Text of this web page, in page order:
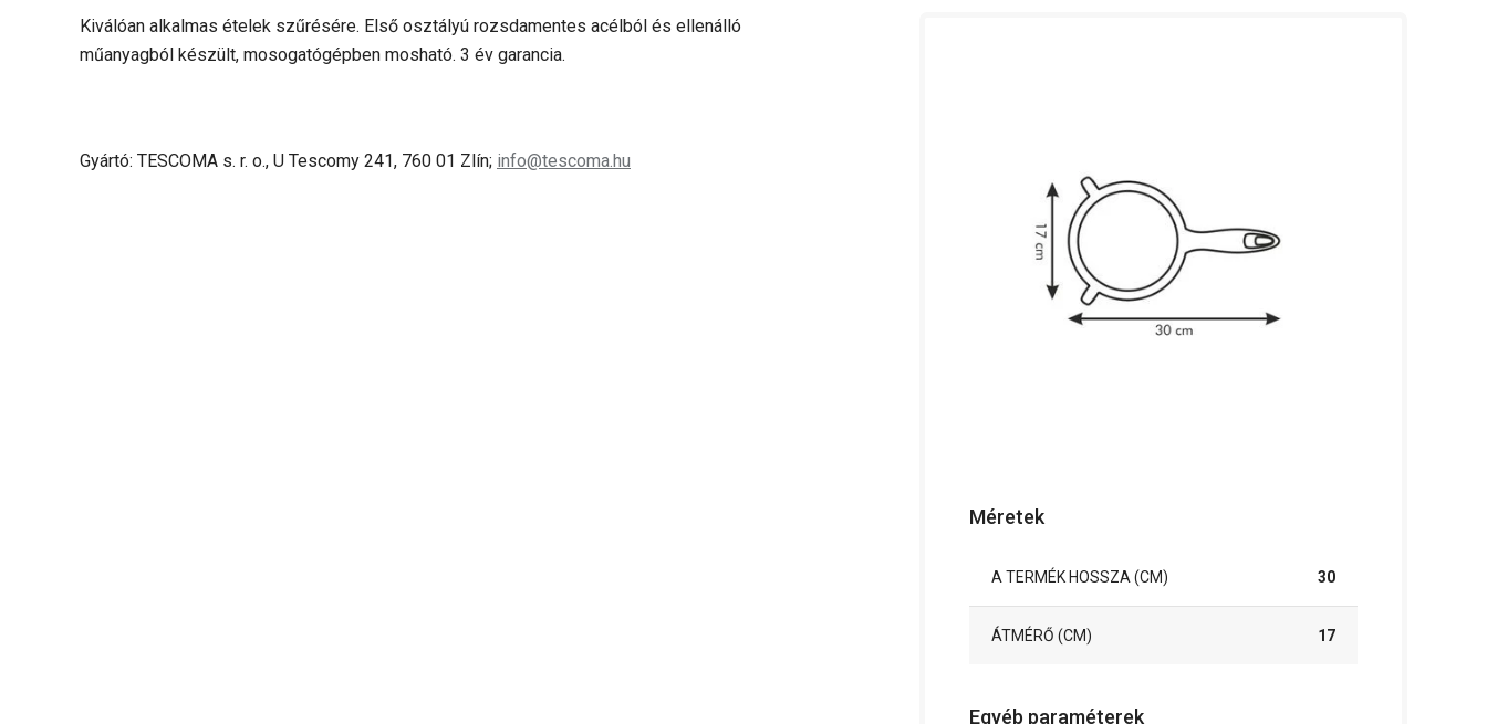
Kiválóan alkalmas ételek szűrésére. Első osztályú rozsdamentes acélból és ellenálló
műanyagból készült, mosogatógépben mosható. 3 év garancia.
Gyártó: TESCOMA s. r. o., U Tescomy 241, 760 01 Zlín; info@tescoma.hu
Méretek
A TERMÉK HOSSZA (CM) 30
ÁTMÉRŐ (CM) 17
Egyéb paraméterek